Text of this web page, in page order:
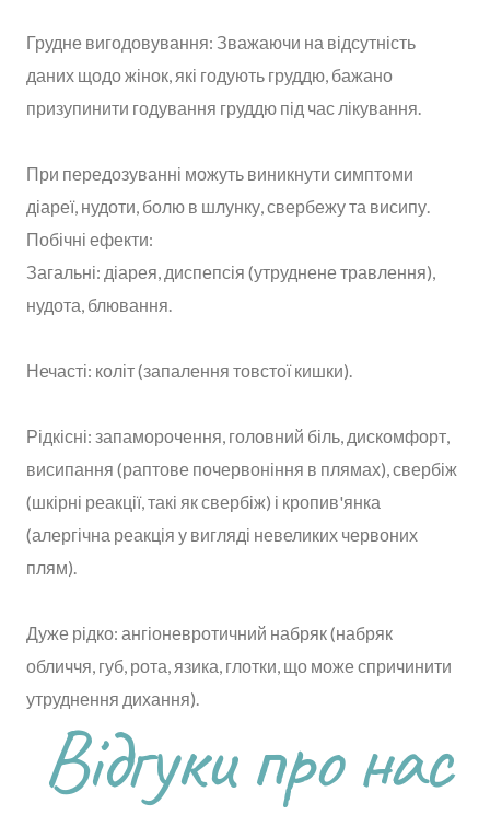
Грудне вигодовування: Зважаючи на відсутність
даних щодо жінок, які годують груддю, бажано
призупинити годування груддю під час лікування.
При передозуванні можуть виникнути симптоми
діареї, нудоти, болю в шлунку, свербежу та висипу.
Побічні ефекти:
Загальні: діарея, диспепсія (утруднене травлення),
нудота, блювання.
Нечасті: коліт (запалення товстої кишки).
Рідкісні: запаморочення, головний біль, дискомфорт,
висипання (раптове почервоніння в плямах), свербіж
(шкірні реакції, такі як свербіж) і кропив'янка
(алергічна реакція у вигляді невеликих червоних
плям).
Дуже рідко: ангіоневротичний набряк (набряк
обличчя, губ, рота, язика, глотки, що може спричинити
утруднення дихання).
Відгуки про нас